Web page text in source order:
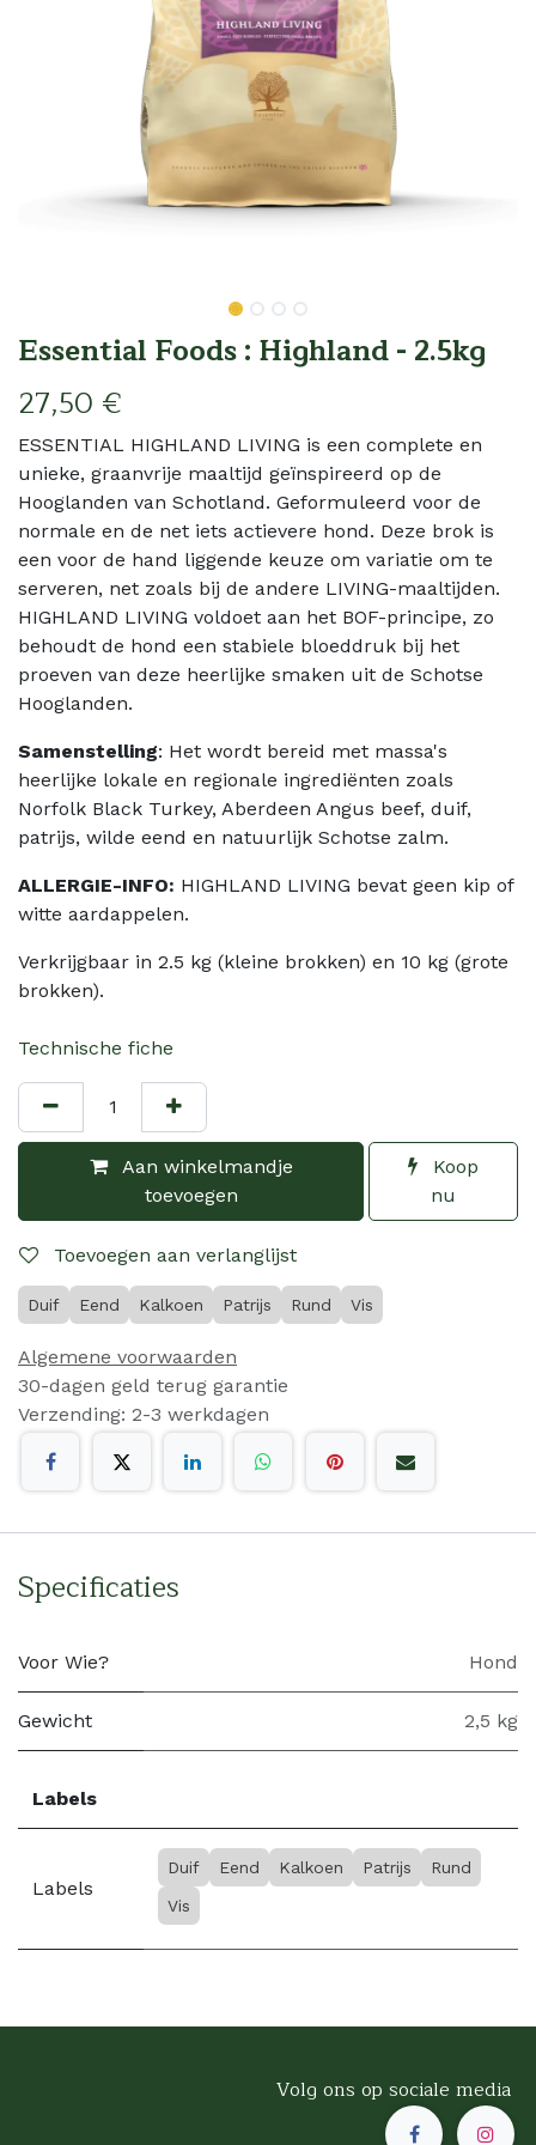
Essential Foods : Highland - 2.5kg
27,50 €
ESSENTIAL HIGHLAND LIVING is een complete en
unieke, graanvrije maaltijd geïnspireerd op de
Hooglanden van Schotland. Geformuleerd voor de
normale en de net iets actievere hond. Deze brok is
een voor de hand liggende keuze om variatie om te
serveren, net zoals bij de andere LIVING-maaltijden.
HIGHLAND LIVING voldoet aan het BOF-principe, zo
behoudt de hond een stabiele bloeddruk bij het
proeven van deze heerlijke smaken uit de Schotse
Hooglanden.
Samenstelling: Het wordt bereid met massa's
heerlijke lokale en regionale ingrediënten zoals
Norfolk Black Turkey, Aberdeen Angus beef, duif,
patrijs, wilde eend en natuurlijk Schotse zalm.
ALLERGIE-INFO: HIGHLAND LIVING bevat geen kip of
witte aardappelen.
Verkrijgbaar in 2.5 kg (kleine brokken) en 10 kg (grote
brokken).
Technische fiche
Aan winkelmandje
toevoegen
Koop
nu
Toevoegen aan verlanglijst
Duif Eend Kalkoen Patrijs Rund Vis
Algemene voorwaarden
30-dagen geld terug garantie
Verzending: 2-3 werkdagen
Specificaties
Voor Wie? Hond
Gewicht 2,5 kg
Labels
Labels
Duif Eend Kalkoen Patrijs
Rund
Vis
Volg ons op sociale media